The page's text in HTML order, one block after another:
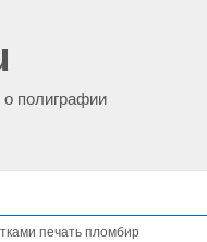
о полиграфии
печать пломбир